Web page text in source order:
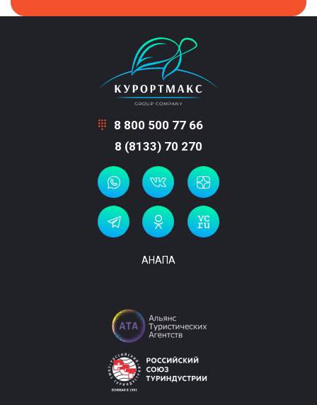
8 800 500 77 66
8 (8133) 70 270
АНАПА